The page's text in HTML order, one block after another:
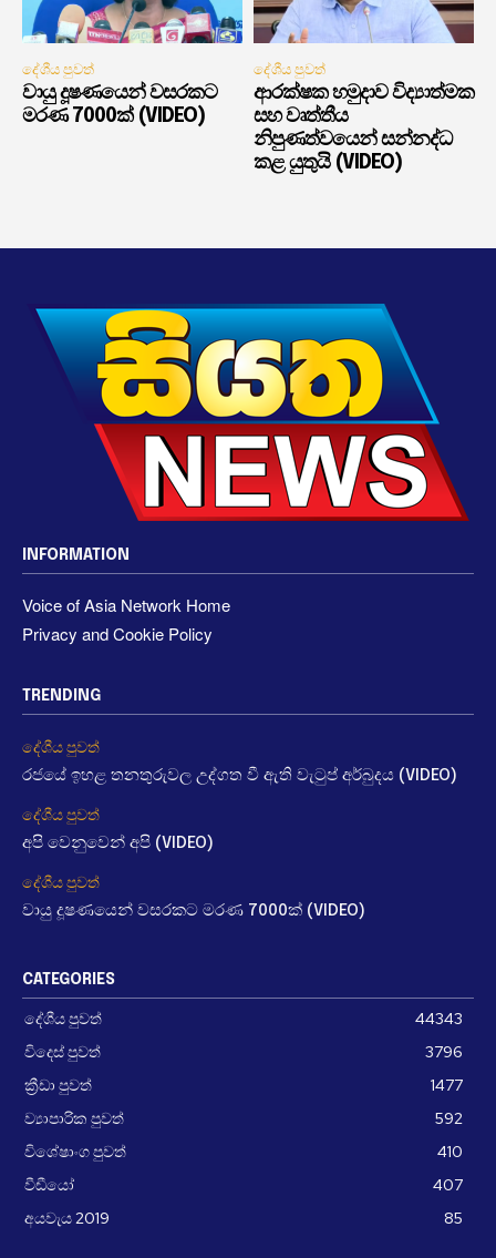
දේශීය පුවත්
වායු දූෂණයෙන් වසරකට
මරණ 7000ක් (VIDEO)
දේශීය පුවත්
ආරක්ෂක හමුදාව විද්‍යාත්මක
සහ වෘත්තීය
නිපුණත්වයෙන් සන්නද්ධ
කළ යුතුයි (VIDEO)
INFORMATION
Voice of Asia Network Home
Privacy and Cookie Policy
TRENDING
දේශීය පුවත්
රජයේ ඉහළ තනතුරුවල උද්ගත වී ඇති වැටුප් අර්බුදය (VIDEO)
දේශීය පුවත්
අපි වෙනුවෙන් අපි (VIDEO)
දේශීය පුවත්
වායු දූෂණයෙන් වසරකට මරණ 7000ක් (VIDEO)
CATEGORIES
දේශීය පුවත්
44343
විදෙස් පුවත්
3796
ක්‍රීඩා පුවත්
1477
ව්‍යාපාරික පුවත්
592
විශේෂාංග පුවත්
410
වීඩීයෝ
407
අයවැය 2019
85